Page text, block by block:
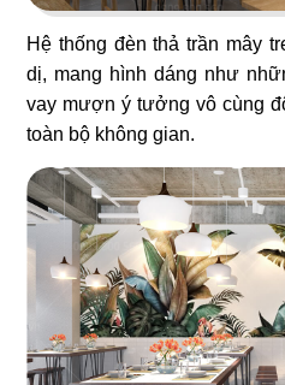
Hệ thống đèn thả trần mây
dị, mang hình dáng như
vay mượn ý tưởng vô cùng
toàn bộ không gian.
27
SWEET HOUSE
Juice Bar